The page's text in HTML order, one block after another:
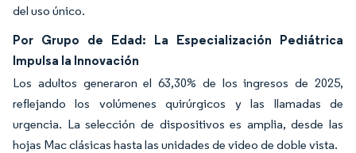
del uso único.
Por Grupo de Edad: La Especialización Pediátrica
Impulsa la Innovación
Los adultos generaron el 63,30% de los ingresos de 2025,
reflejando los volúmenes quirúrgicos y las llamadas de
urgencia. La selección de dispositivos es amplia, desde las
hojas Mac clásicas hasta las unidades de video de doble vista.